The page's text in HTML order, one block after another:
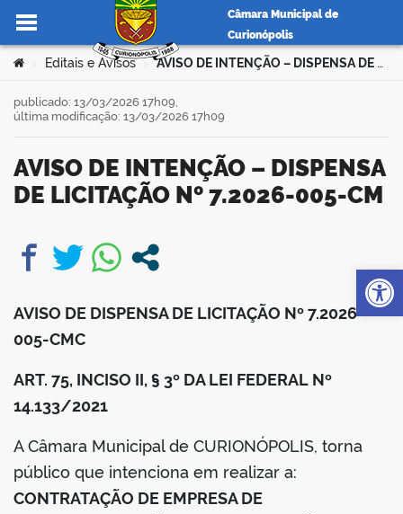
Ir para o conteúdo
Câmara Municipal de
Curionópolis
portal
Você está aqui:
Editais e Avisos > AVISO DE INTENÇÃO – DISPENSA DE LICITAÇÃO Nº 7.2026-005-CM
AVISO DE INTENÇÃO – DISPENSA
DE LICITAÇÃO Nº 7.2026-005-CM
publicado: 13/03/2026 17h09,
última modificação: 13/03/2026 17h09
AVISO DE DISPENSA DE LICITAÇÃO Nº 7.2026-
005-CMC
ART. 75, INCISO II, § 3º DA LEI FEDERAL Nº
14.133/2021
A Câmara Municipal de CURIONÓPOLIS, torna
público que intenciona em realizar a:
CONTRATAÇÃO DE EMPRESA DE